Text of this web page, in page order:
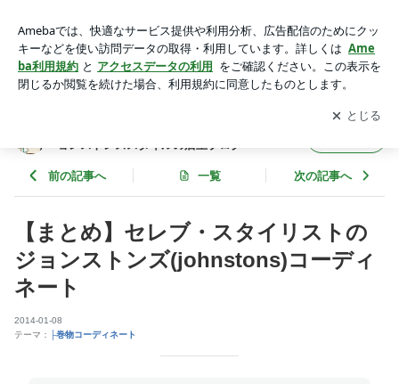
コーディネート | ジョンストンズ（Johnstons）通販店舗 ジ
ョンストンズスタイルの店主ブログ
アプリをダウンロードして ブログの更新通知
を受け取りまし
ょう。
開く
ョンストンズスタイルの店主ブログ
前の記事へ 一覧 次の記事へ
【まとめ】セレブ・スタイリストの
ジョンストンズ(johnstons)コーディ
ネート
2014-01-08
テーマ：
├巻物コーディネート